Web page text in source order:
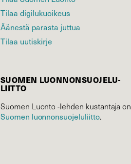
Tilaa digilukuoikeus
Äänestä parasta juttua
Tilaa uutiskirje
SUOMEN LUONNON­SUOJELU­
LIITTO
Suomen Luonto -lehden kustantaja on
Suomen luonnonsuojelu­liitto.